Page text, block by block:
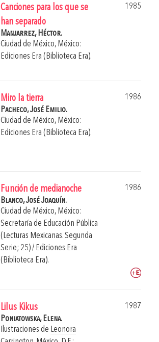
Canciones para los que se
han separado
1985
Manjarrez, Héctor.
Ciudad de México, México:
Ediciones Era (Biblioteca Era).
Miro la tierra
1986
Pacheco, José Emilio.
Ciudad de México, México:
Ediciones Era (Biblioteca Era).
Función de medianoche
1986
Blanco, José Joaquín.
Ciudad de México, México:
Secretaría de Educación Pública
(Lecturas Mexicanas. Segunda
Serie; 25) / Ediciones Era
(Biblioteca Era).
Lilus Kikus
1987
Poniatowska, Elena.
Ilustraciones de Leonora